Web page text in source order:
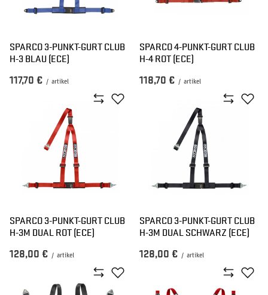
SPARCO 3-PUNKT-GURT CLUB
H-3 BLAU (ECE)
117,70 € / artikel
SPARCO 4-PUNKT-GURT CLUB
H-4 ROT (ECE)
118,70 € / artikel
SPARCO 3-PUNKT-GURT CLUB
H-3M DUAL ROT (ECE)
128,00 € / artikel
SPARCO 3-PUNKT-GURT CLUB
H-3M DUAL SCHWARZ (ECE)
128,00 € / artikel